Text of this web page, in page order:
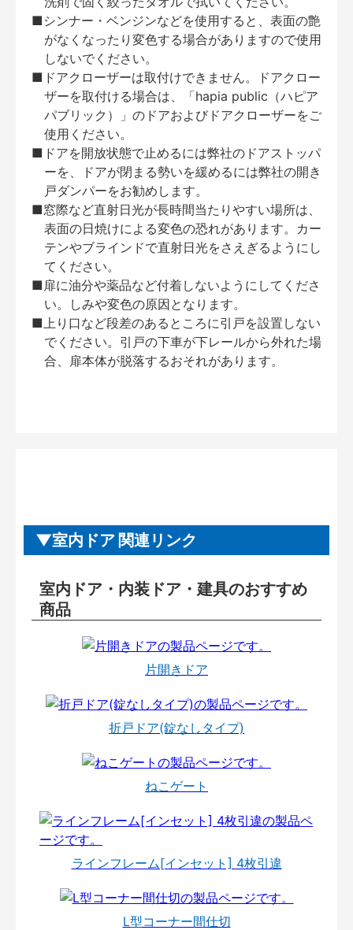
■シンナー・ベンジンなどを使用すると、表面の艶
がなくなったり変色する場合がありますので使用
しないでください。
■ドアクローザーは取付けできません。ドアクロー
ザーを取付ける場合は、「hapia public（ハピア
パブリック）」のドアおよびドアクローザーをご
使用ください。
■ドアを開放状態で止めるには弊社のドアストッパ
ーを、ドアが閉まる勢いを緩めるには弊社の開き
戸ダンパーをお勧めします。
■窓際など直射日光が長時間当たりやすい場所は、
表面の日焼けによる変色の恐れがあります。カー
テンやブラインドで直射日光をさえぎるようにし
てください。
■扉に油分や薬品など付着しないようにしてくださ
い。しみや変色の原因となります。
■上り口など段差のあるところに引戸を設置しない
でください。引戸の下車が下レールから外れた場
合、扉本体が脱落するおそれがあります。
室内ドア 関連リンク
室内ドア・内装ドア・建具のおすすめ
商品
片開きドア
折戸ドア(錠なしタイプ)
ねこゲート
ラインフレーム[インセット] 4枚引違
L型コーナー間仕切